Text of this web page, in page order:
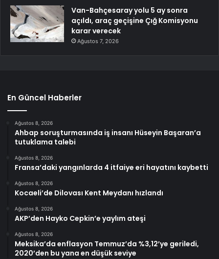
Van-Bahçesaray yolu 5 ay sonra
açıldı, araç geçişine Çığ Komisyonu
karar verecek
Ağustos 7, 2026
En Güncel Haberler
Ağustos 8, 2026
Ahbap soruşturmasında iş insanı Hüseyin Başaran’a
tutuklama talebi
Ağustos 8, 2026
Fransa’daki yangınlarda 4 itfaiye eri hayatını kaybetti
Ağustos 8, 2026
Kocaeli’de Dilovası Kent Meydanı hızlandı
Ağustos 8, 2026
AKP’den Hayko Cepkin’e yaylım ateşi
Ağustos 8, 2026
Meksika’da enflasyon Temmuz’da %3,12’ye geriledi,
2020’den bu yana en düşük seviye